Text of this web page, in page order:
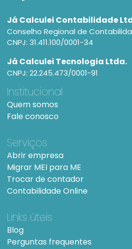
Já Calculei Contabilidade
Conselho Regional de
CNPJ: 31.411.100/0001-34
Já Calculei Tecnologia Ltda.
CNPJ: 22.245.473/0001-91
Institucional
Quem somos
Fale conosco
Serviços
Abrir empresa
Migrar MEI para ME
Trocar de contador
Contabilidade Online
Links úteis
Blog
Perguntas frequentes